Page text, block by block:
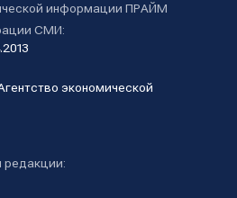
информации ПРАЙМ
СМИ:
экономической
редакции: